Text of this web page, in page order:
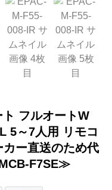
フルオートW
5～7人用 リモコ
ー直送のため代
F7SE≫